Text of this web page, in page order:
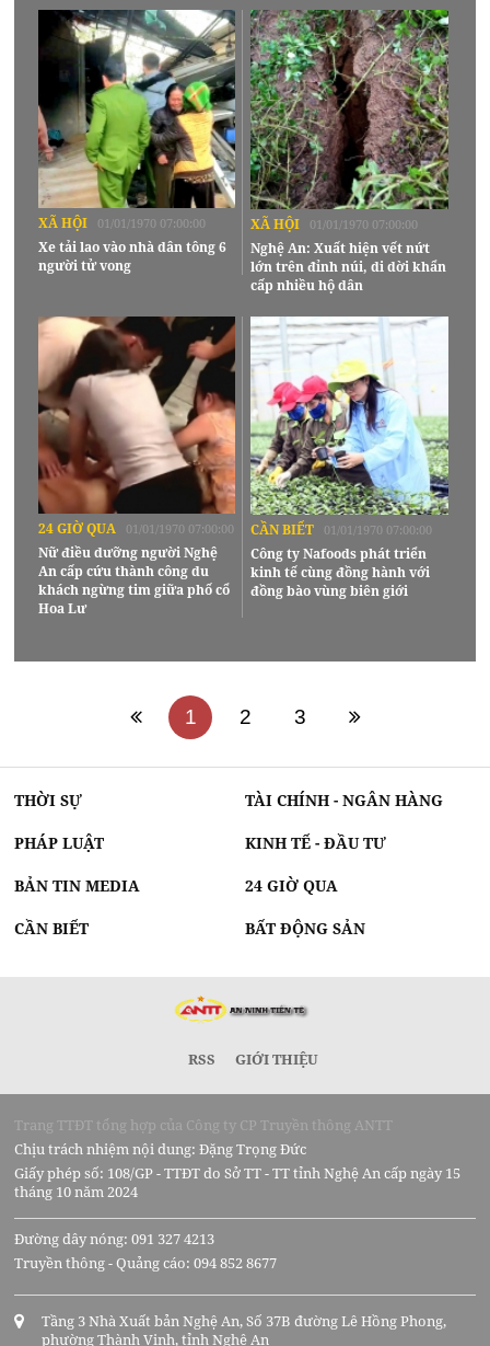
XÃ HỘI 01/01/1970 07:00:00
Xe tải lao vào nhà dân tông 6
người tử vong
XÃ HỘI 01/01/1970 07:00:00
Nghệ An: Xuất hiện vết nứt
lớn trên đỉnh núi, di dời khẩn
cấp nhiều hộ dân
24 GIỜ QUA 01/01/1970 07:00:00
Nữ điều dưỡng người Nghệ
An cấp cứu thành công du
khách ngừng tim giữa phố cổ
Hoa Lư
CẦN BIẾT 01/01/1970 07:00:00
Công ty Nafoods phát triển
kinh tế cùng đồng hành với
đồng bào vùng biên giới
1 2 3
THỜI SỰ TÀI CHÍNH - NGÂN HÀNG
PHÁP LUẬT KINH TẾ - ĐẦU TƯ
BẢN TIN MEDIA 24 GIỜ QUA
CẦN BIẾT BẤT ĐỘNG SẢN
RSS GIỚI THIỆU
Trang TTĐT tổng hợp của Công ty CP Truyền thông ANTT
Chịu trách nhiệm nội dung: Đặng Trọng Đức
Giấy phép số: 108/GP - TTĐT do Sở TT - TT tỉnh Nghệ An cấp ngày 15
tháng 10 năm 2024
Đường dây nóng: 091 327 4213
Truyền thông - Quảng cáo: 094 852 8677
Tầng 3 Nhà Xuất bản Nghệ An, Số 37B đường Lê Hồng Phong,
phường Thành Vinh, tỉnh Nghệ An